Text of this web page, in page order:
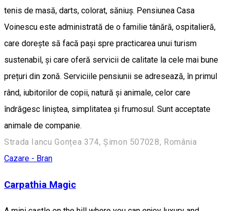
tenis de masă, darts, colorat, săniuș. Pensiunea Casa
Voinescu este administrată de o familie tânără, ospitalieră,
care dorește să facă pași spre practicarea unui turism
sustenabil, și care oferă servicii de calitate la cele mai bune
prețuri din zonă. Serviciile pensiunii se adresează, în primul
rând, iubitorilor de copii, natură și animale, celor care
îndrăgesc liniștea, simplitatea și frumosul. Sunt acceptate
animale de companie.
Strada Iancu Gonțea 374, Șimon 507028, România
Cazare - Bran
Carpathia Magic